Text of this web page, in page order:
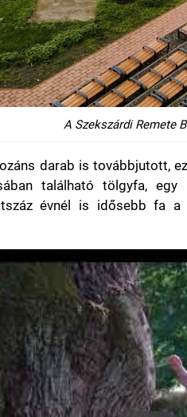
A Szekszárdi Remete
darab is továbbjutott,
található tölgyfa,
évnél is idősebb fa a